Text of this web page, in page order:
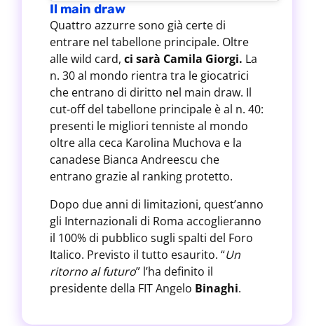
Il main draw
Quattro azzurre sono già certe di
entrare nel tabellone principale. Oltre
alle wild card, ci sarà Camila Giorgi. La
n. 30 al mondo rientra tra le giocatrici
che entrano di diritto nel main draw. Il
cut-off del tabellone principale è al n. 40:
presenti le migliori tenniste al mondo
oltre alla ceca Karolina Muchova e la
canadese Bianca Andreescu che
entrano grazie al ranking protetto.
Dopo due anni di limitazioni, quest’anno
gli Internazionali di Roma accoglieranno
il 100% di pubblico sugli spalti del Foro
Italico. Previsto il tutto esaurito. “Un
ritorno al futuro” l’ha definito il
presidente della FIT Angelo Binaghi.